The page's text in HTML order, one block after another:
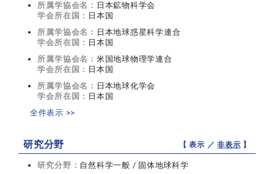
所属学協会名： 日本鉱物科学会
学会所在国： 日本国
所属学協会名： 日本地球惑星科学連合
学会所在国： 日本国
所属学協会名： 米国地球物理学連合
学会所在国： 日本国
所属学協会名： 日本地球化学会
学会所在国： 日本国
全件表示 >>
研究分野 【 表示 ／非表示 】
研究分野： 自然科学一般 / 固体地球科学